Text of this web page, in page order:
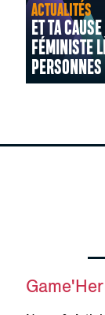
ACTUALITÉS
ET TA
FÉMINISTE
Game'Her